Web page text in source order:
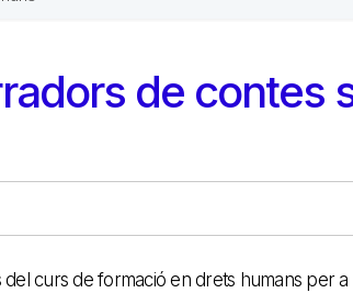
de contes
curs de formació en drets humans per